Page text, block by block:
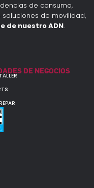
de consumo,
de movilidad,
de nuestro ADN.
DE NEGOCIOS